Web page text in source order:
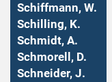
Schiffmann, W.
Schilling, K.
Schmidt, A.
Schmorell, D.
Schneider, J.